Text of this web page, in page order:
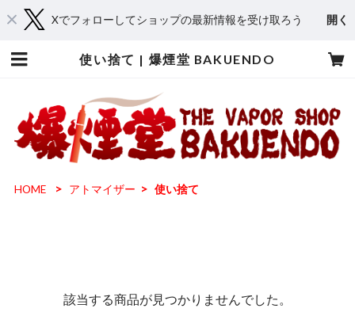
Xでフォローしてショップの最新情報を受け取ろう 開く
使い捨て | 爆煙堂 BAKUENDO
HOME アトマイザー 使い捨て
該当する商品が見つかりませんでした。